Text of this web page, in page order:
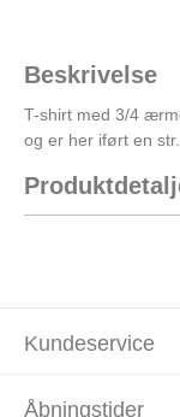
Beskrivelse
T-shirt med 3/4
og er her iført en str.
Åbningstider
Kundeservice